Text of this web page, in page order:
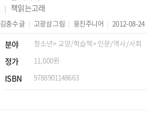
책읽는고래
김충수글 고광삼그림 웅진주니어 2012-08-24
분야 청소년> 교양/학습책> 인문/역사/사회
정가 11,000원
ISBN 9788901148663